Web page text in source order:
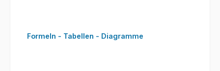
Formeln - Tabellen - Diagramme